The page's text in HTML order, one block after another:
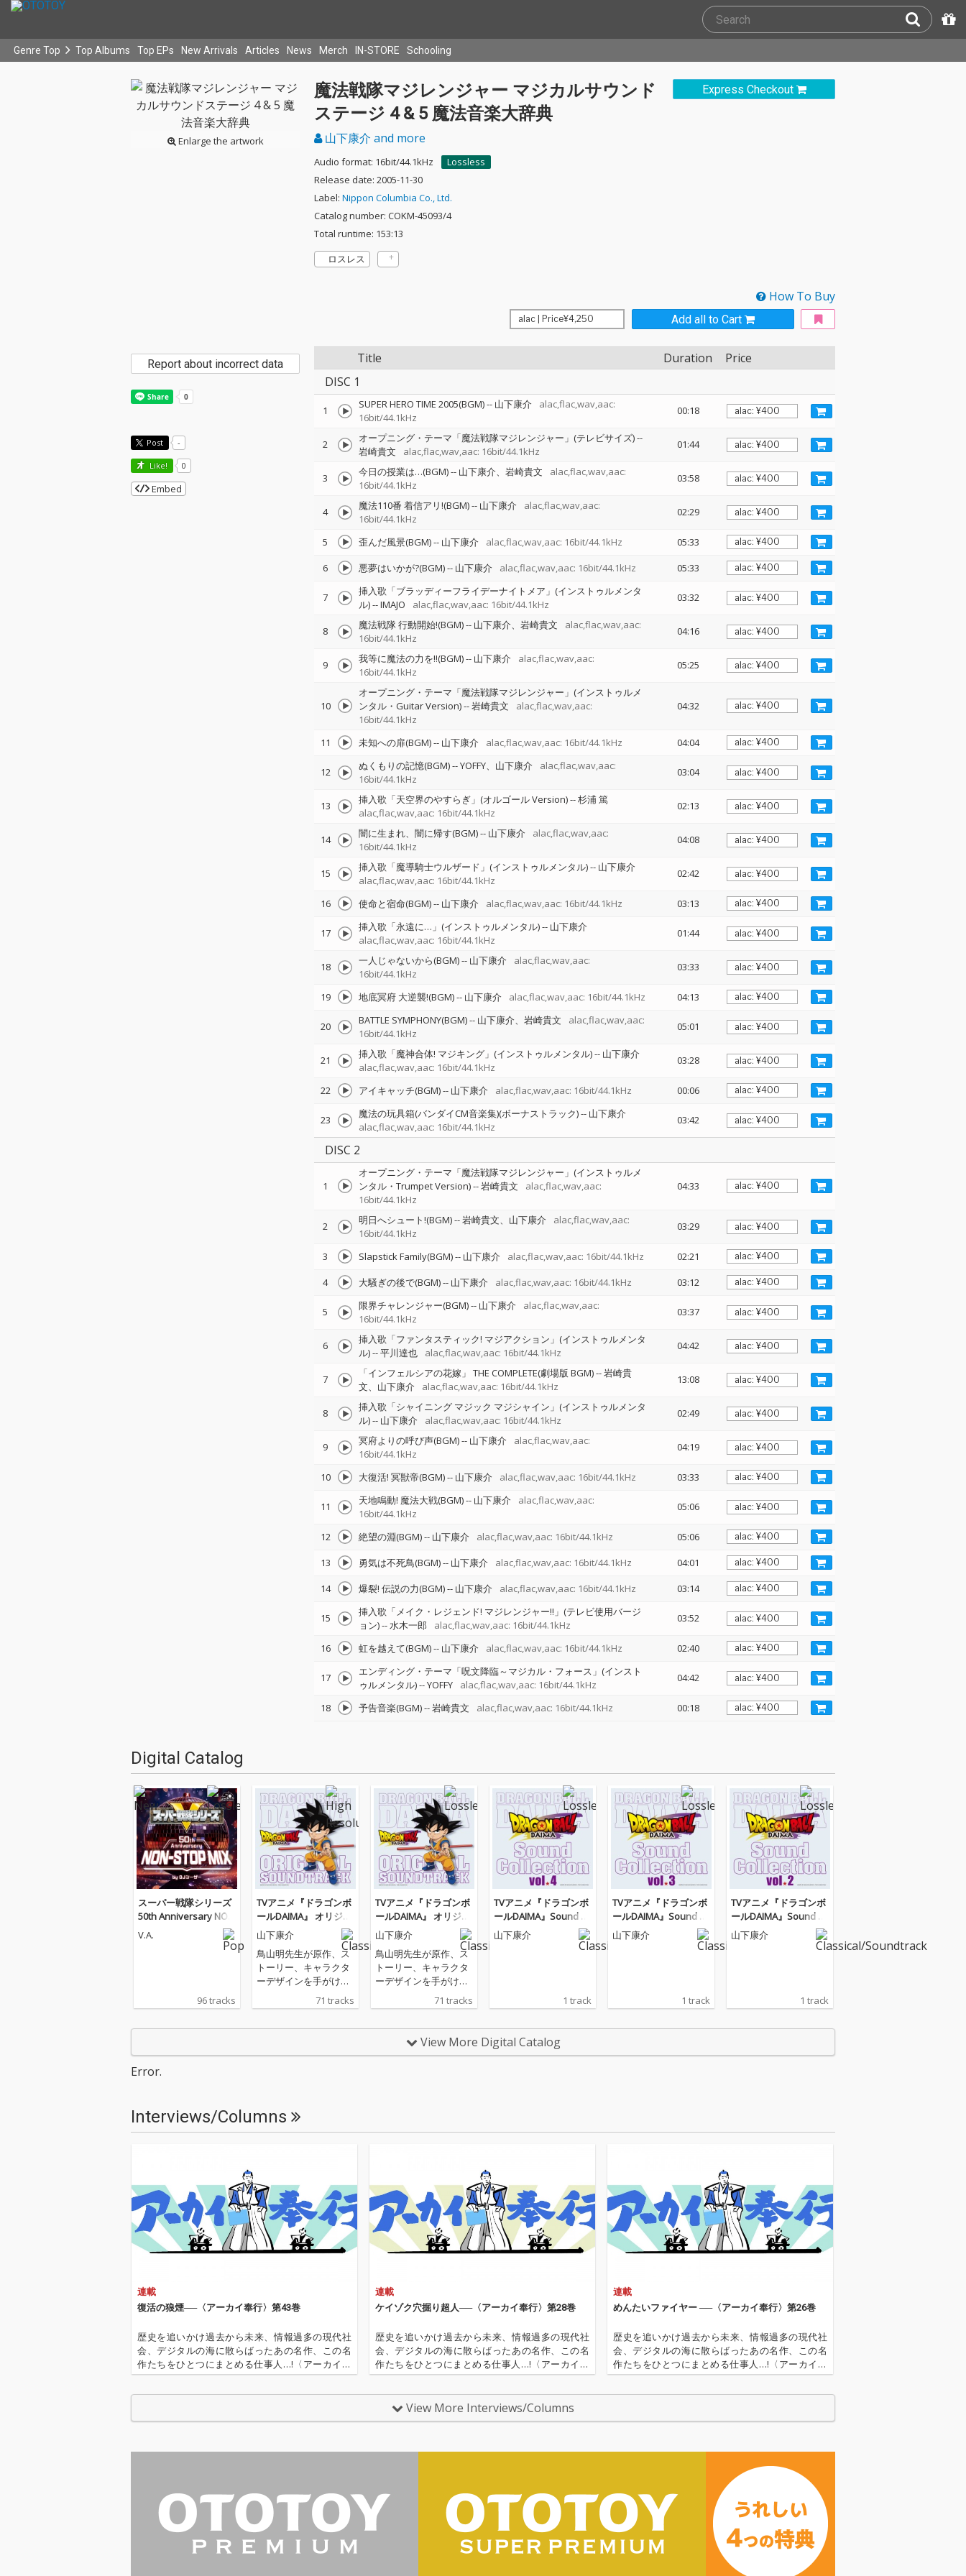
Genre Top Top Albums Top EPs New Arrivals Articles News Merch IN-STORE Schooling
Enlarge the artwork
Express Checkout
魔法戦隊マジレンジャー マジカルサウンド
ステージ 4 & 5 魔法音楽大辞典
山下康介 and more
Audio format: 16bit/44.1kHz
Lossless
Release date: 2005-11-30
Label: Nippon Columbia Co., Ltd.
Catalog number: COKM-45093/4
Total runtime: 153:13
ロスレス
How To Buy
Add all to Cart
Title Duration
Price
DISC 1
1 SUPER HERO TIME 2005(BGM)-- 山下康介
alac,flac,wav,aac:
16bit/44.1kHz
00:18
2 オープニング・テーマ「魔法戦隊マジレンジャー」(テレビサイズ)--
岩崎貴文
alac,flac,wav,aac: 16bit/44.1kHz
01:44
3 今日の授業は…(BGM)-- 山下康介、岩崎貴文
alac,flac,wav,aac:
16bit/44.1kHz
03:58
4 魔法110番 着信アリ!(BGM)-- 山下康介
alac,flac,wav,aac:
16bit/44.1kHz
02:29
5 歪んだ風景(BGM)-- 山下康介 alac,flac,wav,aac: 16bit/44.1kHz
05:33
6
悪夢はいかが?(BGM)-- 山下康介 alac,flac,wav,aac: 16bit/44.1kHz 05:33
7
挿入歌「ブラッディーフライデーナイトメア」(インストゥルメンタ
ル)--IMAJO alac,flac,wav,aac: 16bit/44.1kHz
03:32
8 魔法戦隊 行動開始!(BGM)-- 山下康介、岩崎貴文
alac,flac,wav,aac:
16bit/44.1kHz
04:16
9 我等に魔法の力を!!(BGM)-- 山下康介
alac,flac,wav,aac:
16bit/44.1kHz
05:25
10
オープニング・テーマ「魔法戦隊マジレンジャー」(インストゥルメ
ンタル・Guitar Version)--岩崎貴文
alac,flac,wav,aac:
16bit/44.1kHz
04:32
11 未知への扉(BGM)-- 山下康介 alac,flac,wav,aac: 16bit/44.1kHz 04:04
12 ぬくもりの記憶(BGM)--YOFFY、山下康介
alac,flac,wav,aac:
16bit/44.1kHz
03:04
13 挿入歌「天空界のやすらぎ」(オルゴール Version)--杉浦 篤
alac,flac,wav,aac: 16bit/44.1kHz
02:13
14 闇に生まれ、闇に帰す(BGM)-- 山下康介
alac,flac,wav,aac:
16bit/44.1kHz
04:08
15 挿入歌「魔導騎士ウルザード」(インストゥルメンタル)-- 山下康介
alac,flac,wav,aac: 16bit/44.1kHz
02:42
16 使命と宿命(BGM)-- 山下康介 alac,flac,wav,aac: 16bit/44.1kHz 03:13
17 挿入歌「永遠に…」(インストゥルメンタル)-- 山下康介
alac,flac,wav,aac: 16bit/44.1kHz
01:44
18 一人じゃないから(BGM)-- 山下康介
alac,flac,wav,aac:
16bit/44.1kHz
03:33
19 地底冥府 大逆襲!(BGM)-- 山下康介 alac,flac,wav,aac: 16bit/44.1kHz 04:13
20 BATTLE SYMPHONY(BGM)-- 山下康介、岩崎貴文
alac,flac,wav,aac:
16bit/44.1kHz
05:01
21 挿入歌「魔神合体! マジキング」(インストゥルメンタル)-- 山下康介
alac,flac,wav,aac: 16bit/44.1kHz
03:28
22 アイキャッチ(BGM)-- 山下康介 alac,flac,wav,aac: 16bit/44.1kHz 00:06
23 魔法の玩具箱(バンダイCM音楽集)(ボーナストラック)-- 山下康介
alac,flac,wav,aac: 16bit/44.1kHz
03:42
DISC 2
1
オープニング・テーマ「魔法戦隊マジレンジャー」(インストゥルメ
ンタル・Trumpet Version)--岩崎貴文
alac,flac,wav,aac:
16bit/44.1kHz
04:33
2 明日へシュート!(BGM)--岩崎貴文、山下康介
alac,flac,wav,aac:
16bit/44.1kHz
03:29
3 Slapstick Family(BGM)-- 山下康介 alac,flac,wav,aac: 16bit/44.1kHz
02:21
4
大騒ぎの後で(BGM)-- 山下康介 alac,flac,wav,aac: 16bit/44.1kHz 03:12
5 限界チャレンジャー(BGM)-- 山下康介
alac,flac,wav,aac:
16bit/44.1kHz
03:37
6
挿入歌「ファンタスティック! マジアクション」(インストゥルメンタ
ル)--平川達也 alac,flac,wav,aac: 16bit/44.1kHz
04:42
7 「インフェルシアの花嫁」 THE COMPLETE(劇場版 BGM)--岩崎貴
文、山下康介
alac,flac,wav,aac: 16bit/44.1kHz
13:08
8
挿入歌「シャイニング マジック マジシャイン」(インストゥルメンタ
ル)-- 山下康介 alac,flac,wav,aac: 16bit/44.1kHz
02:49
9 冥府よりの呼び声(BGM)-- 山下康介
alac,flac,wav,aac:
16bit/44.1kHz
04:19
10 大復活! 冥獣帝(BGM)-- 山下康介 alac,flac,wav,aac: 16bit/44.1kHz 03:33
11 天地鳴動! 魔法大戦(BGM)-- 山下康介
alac,flac,wav,aac:
16bit/44.1kHz
05:06
12 絶望の淵(BGM)-- 山下康介 alac,flac,wav,aac: 16bit/44.1kHz
05:06
13
勇気は不死鳥(BGM)-- 山下康介 alac,flac,wav,aac: 16bit/44.1kHz
04:01
14
爆裂! 伝説の力(BGM)-- 山下康介 alac,flac,wav,aac: 16bit/44.1kHz 03:14
15
挿入歌「メイク・レジェンド! マジレンジャー!!」(テレビ使用バージ
ョン)--水木一郎 alac,flac,wav,aac: 16bit/44.1kHz
03:52
16 虹を越えて(BGM)-- 山下康介 alac,flac,wav,aac: 16bit/44.1kHz 02:40
17
エンディング・テーマ「呪文降臨～マジカル・フォース」(インスト
ゥルメンタル)--YOFFY alac,flac,wav,aac: 16bit/44.1kHz
04:42
18 予告音楽(BGM)--岩崎貴文 alac,flac,wav,aac: 16bit/44.1kHz 00:18
Report about incorrect data
Post -
Like! 0
Embed
Digital Catalog
スーパー戦隊シリーズ
50th Anniversary NON
-STOP MIX
V.A.
96 tracks
TVアニメ『ドラゴンボ
ールDAIMA』 オリジナ
ル・サウンドトラック
(ORT)
山下康介
鳥山明先生が原作、ス
トーリー、キャラクタ
ーデザインを手がける
完全新作アニメシリー
ズ『ドラゴンボールDA
71 tracks
TVアニメ『ドラゴンボ
ールDAIMA』 オリジナ
ル・サウンドトラック
山下康介
鳥山明先生が原作、ス
トーリー、キャラクタ
ーデザインを手がける
完全新作アニメシリー
ズ『ドラゴンボールDA
オリジナル・サウンド
トラックをリリース。
71 tracks
TVアニメ『ドラゴンボ
ールDAIMA』Sound C
ollection vol.4「総力
戦」
山下康介
1 track
TVアニメ『ドラゴンボ
ールDAIMA』Sound C
ollection vol.3「覚醒」
山下康介
1 track
TVアニメ『ドラゴンボ
ールDAIMA』Sound C
ollection vol.2「隠され
た力」
山下康介
1 track
View More Digital Catalog
Error.
Interviews/Columns
連載
復活の狼煙──〈アーカイ奉行〉第43巻
歴史を追いかけ過去から未来、情報過多の現代社
会、デジタルの海に散らばったあの名作、この名
作たちをひとつにまとめる仕事人…!〈アーカイ奉
行〉が今日もデジタルの乱世を治める… '''〈アーカ
連載
ケイゾク穴掘り超人──〈アーカイ奉行〉第28巻
歴史を追いかけ過去から未来、情報過多の現代社
会、デジタルの海に散らばったあの名作、この名
作たちをひとつにまとめる仕事人…!〈アーカイ奉
行〉が今日もデジタルの乱世を治める…!'''〈アーカ
これまで未配信…
連載
めんたいファイヤー ──〈アーカイ奉行〉第26巻
歴史を追いかけ過去から未来、情報過多の現代社
会、デジタルの海に散らばったあの名作、この名
作たちをひとつにまとめる仕事人…!〈アーカイ奉
行〉が今日もデジタルの乱世を治める…!'''〈アーカ
View More Interviews/Columns